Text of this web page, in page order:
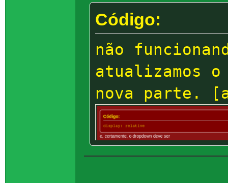
Código:
não
atualizamos o
nova parte.